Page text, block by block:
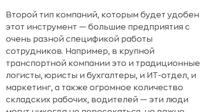
Второй тип компаний, которым будет удобен
этот инструмент — большие предприятия с
очень разной спецификой работы
сотрудников. Например, в крупной
транспортной компании это и традиционные
логисты, юристы и бухгалтеры, и ИТ-отдел, и
маркетинг, а также огромное количество
складских рабочих, водителей — эти люди